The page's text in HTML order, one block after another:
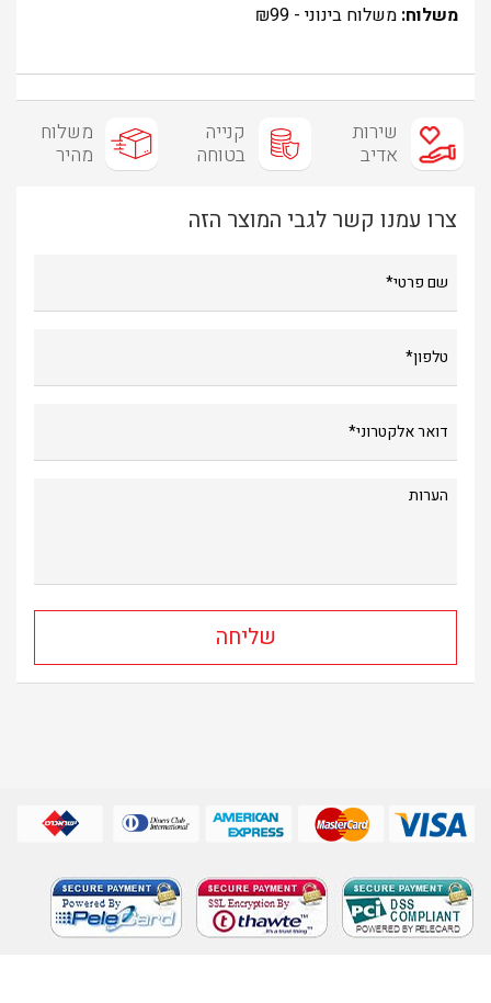
משלוח: משלוח בינוני - ₪99
שירות
אדיב
קנייה
בטוחה
משלוח
מהיר
צרו עמנו קשר לגבי המוצר הזה